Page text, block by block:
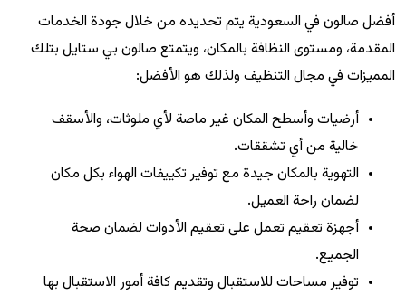
أفضل صالون في السعودية يتم تحديده من خلال جودة الخدمات
المقدمة، ومستوى النظافة بالمكان، ويتمتع صالون بي ستايل بتلك
المميزات في مجال التنظيف ولذلك هو الأفضل:
أرضيات وأسطح المكان غير ماصة لأي ملوثات، والأسقف
خالية من أي تشققات.
التهوية بالمكان جيدة مع توفير تكييفات الهواء بكل مكان
لضمان راحة العميل.
أجهزة تعقيم تعمل على تعقيم الأدوات لضمان صحة
الجميع.
توفير مساحات للاستقبال وتقديم كافة أمور الاستقبال بها